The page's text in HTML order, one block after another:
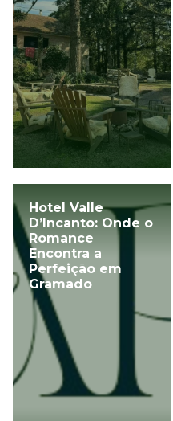
Hotel Valle
D’Incanto: Onde o
Romance
Encontra a
Perfeição em
Gramado